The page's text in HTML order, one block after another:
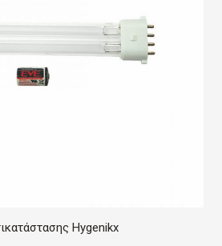
Hygenikx